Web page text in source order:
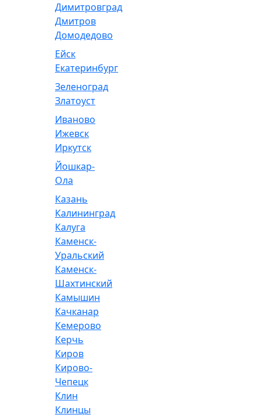
Димитровград
Дмитров
Домодедово
Ейск
Екатеринбург
Зеленоград
Златоуст
Иваново
Ижевск
Иркутск
Йошкар-
Ола
Казань
Калининград
Калуга
Каменск-
Уральский
Каменск-
Шахтинский
Камышин
Качканар
Кемерово
Керчь
Киров
Кирово-
Чепецк
Клин
Клинцы